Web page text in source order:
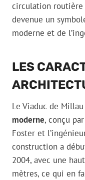
circulation routière
devenue un
moderne et de
LES
Le Viaduc de
moderne, conçu
Foster et
construction a
2004, avec une
mètres, ce qui en